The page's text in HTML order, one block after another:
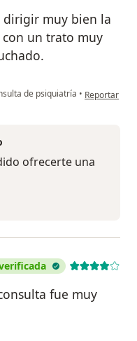
dirigir muy bien la
un trato muy
de psiquiatría • en opinión
Reportar
ofrecerte una
fue muy